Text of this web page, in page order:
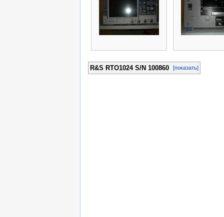
[показать]
R&S RTO1024 S/N 100860